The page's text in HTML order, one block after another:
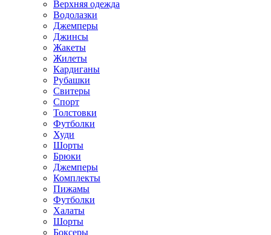
Верхняя одежда
Водолазки
Джемперы
Джинсы
Жакеты
Жилеты
Кардиганы
Рубашки
Свитеры
Спорт
Толстовки
Футболки
Худи
Шорты
Брюки
Джемперы
Комплекты
Пижамы
Футболки
Халаты
Шорты
Боксеры